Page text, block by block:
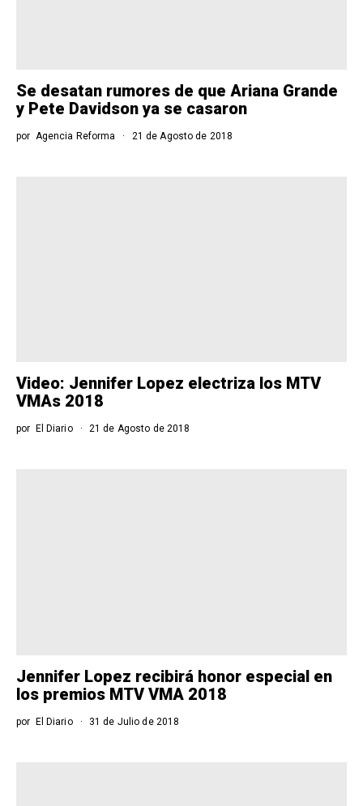
Se desatan rumores de que Ariana Grande
y Pete Davidson ya se casaron
por Agencia Reforma 21 de Agosto de 2018
Video: Jennifer Lopez electriza los MTV
VMAs 2018
por El Diario 21 de Agosto de 2018
Jennifer Lopez recibirá honor especial en
los premios MTV VMA 2018
por El Diario 31 de Julio de 2018